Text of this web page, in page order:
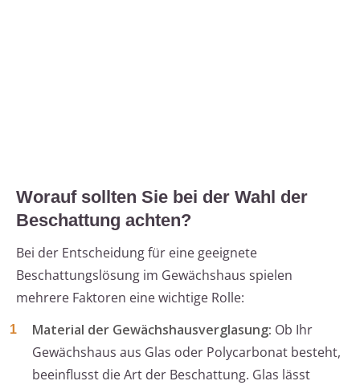
Worauf sollten Sie bei der Wahl der
Beschattung achten?
Bei der Entscheidung für eine geeignete
Beschattungslösung im Gewächshaus spielen
mehrere Faktoren eine wichtige Rolle:
Material der Gewächshausverglasung: Ob Ihr
Gewächshaus aus Glas oder Polycarbonat besteht,
beeinflusst die Art der Beschattung. Glas lässt